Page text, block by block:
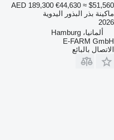
AED 189,300 €44,630 ≈ $51,560
ماكينة بذر البذور اليدوية
2026
ألمانيا، Hamburg
E-FARM GmbH
الاتصال بالبائع